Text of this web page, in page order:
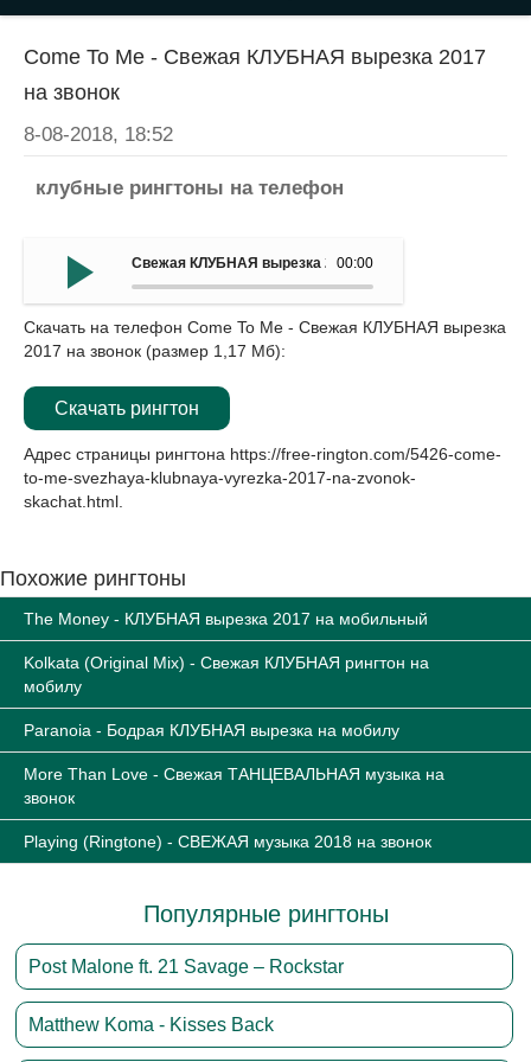
Come To Me - Свежая КЛУБНАЯ вырезка 2017
на звонок
8-08-2018, 18:52
клубные рингтоны на телефон
00:00
Свежая КЛУБНАЯ вырезка 2017 на звонок - Come To Me
Скачать на телефон Come To Me - Свежая КЛУБНАЯ вырезка
2017 на звонок (размер 1,17 Мб):
Скачать рингтон
Адрес страницы рингтона https://free-rington.com/5426-come-
to-me-svezhaya-klubnaya-vyrezka-2017-na-zvonok-
skachat.html
Похожие рингтоны
The Money - КЛУБНАЯ вырезка 2017 на мобильный
Kolkata (Original Mix) - Свежая КЛУБНАЯ рингтон на
мобилу
Paranoia - Бодрая КЛУБНАЯ вырезка на мобилу
More Than Love - Свежая ТАНЦЕВАЛЬНАЯ музыка на
звонок
Playing (Ringtone) - СВЕЖАЯ музыка 2018 на звонок
Популярные рингтоны
Post Malone ft. 21 Savage – Rockstar
Matthew Koma - Kisses Back